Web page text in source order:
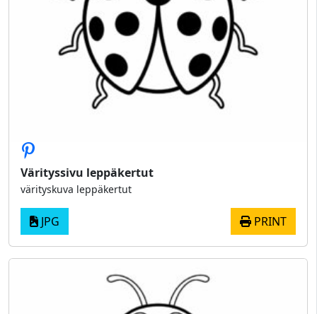
Värityssivu leppäkertut
värityskuva leppäkertut
JPG PRINT